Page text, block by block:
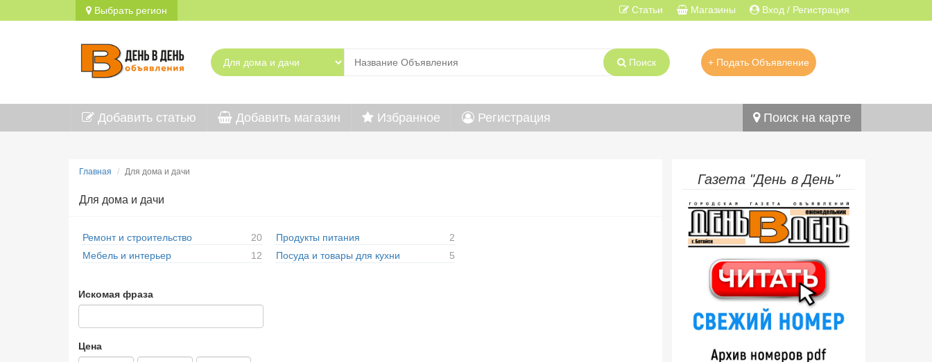
Выбрать регион Вход / Регистрация
Магазины
Статьи
Поиск + Подать Объявление
Добавить статью Добавить магазин Избранное Регистрация Поиск на карте
Главная Для дома и дачи
Для дома и дачи
Ремонт и строительство
20
Мебель и интерьер
12
Продукты питания
2
Посуда и товары для кухни
5
Искомая фраза
Цена
Газета "День в День"